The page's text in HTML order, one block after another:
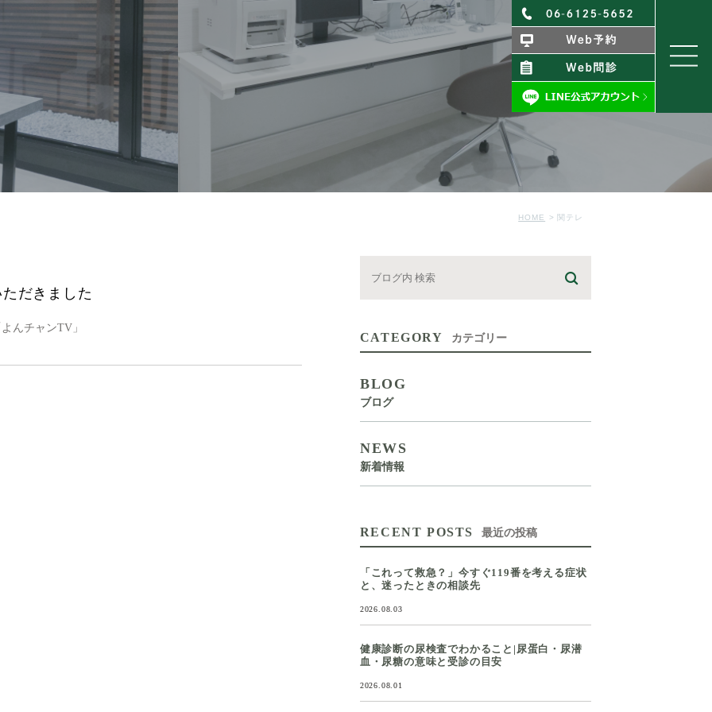
HOME 関テレ
だきました
チャンTV」
CATEGORY カテゴリー
BLOG
ブログ
NEWS
新着情報
RECENT POSTS 最近の投稿
「これって救急？」今すぐ119番を考える症状
と、迷ったときの相談先
2026.08.03
健康診断の尿検査でわかること|尿蛋白・尿潜
血・尿糖の意味と受診の目安
2026.08.01